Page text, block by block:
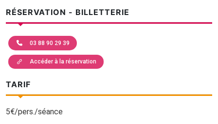
RÉSERVATION - BILLETTERIE
03 88 90 29 39
Accéder à la réservation
TARIF
5€/pers./séance